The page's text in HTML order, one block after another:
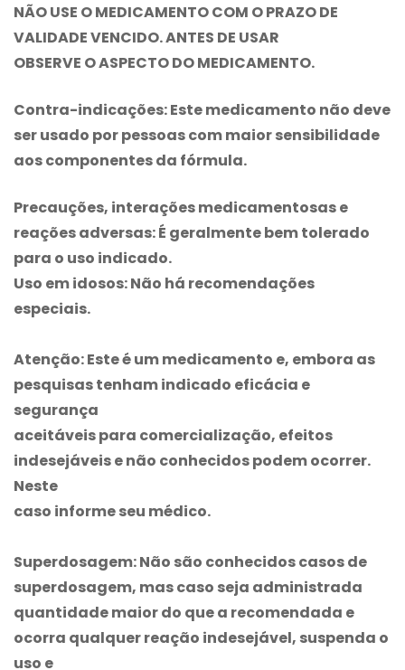
NÃO USE O MEDICAMENTO COM O PRAZO DE
VALIDADE VENCIDO. ANTES DE USAR
OBSERVE O ASPECTO DO MEDICAMENTO.
Contra-indicações:Este medicamento não deve
ser usado por pessoas com maior sensibilidade
aos componentes da fórmula.
Precauções, interações medicamentosas e
reações adversas:É geralmente bem tolerado
para o uso indicado.
Uso em idosos:Não há recomendações
especiais.
Atenção:Este é um medicamento e, embora as
pesquisas tenham indicado eficácia e
segurança
aceitáveis para comercialização, efeitos
indesejáveis e não conhecidos podem ocorrer.
Neste
caso informe seu médico.
Superdosagem:Não são conhecidos casos de
superdosagem, mas caso seja administrada
quantidade maior do que a recomendada e
ocorra qualquer reação indesejável, suspenda o
uso e